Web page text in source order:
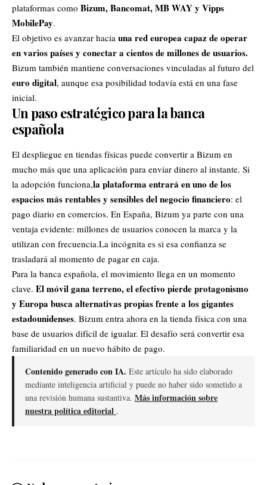
plataformas como Bizum, Bancomat, MB WAY y Vipps
MobilePay.
El objetivo es avanzar hacia una red europea capaz de operar
en varios países y conectar a cientos de millones de usuarios.
Bizum también mantiene conversaciones vinculadas al futuro del
euro digital, aunque esa posibilidad todavía está en una fase
inicial.
Un paso estratégico para la banca
española
El despliegue en tiendas físicas puede convertir a Bizum en
mucho más que una aplicación para enviar dinero al instante. Si
la adopción funciona,la plataforma entrará en uno de los
espacios más rentables y sensibles del negocio financiero: el
pago diario en comercios. En España, Bizum ya parte con una
ventaja evidente: millones de usuarios conocen la marca y la
utilizan con frecuencia.La incógnita es si esa confianza se
trasladará al momento de pagar en caja.
Para la banca española, el movimiento llega en un momento
clave. El móvil gana terreno, el efectivo pierde protagonismo
y Europa busca alternativas propias frente a los gigantes
estadounidenses. Bizum entra ahora en la tienda física con una
base de usuarios difícil de igualar. El desafío será convertir esa
familiaridad en un nuevo hábito de pago.
Contenido generado con IA. Este artículo ha sido elaborado
mediante inteligencia artificial y puede no haber sido sometido a
una revisión humana sustantiva. Más información sobre
nuestra política editorial .